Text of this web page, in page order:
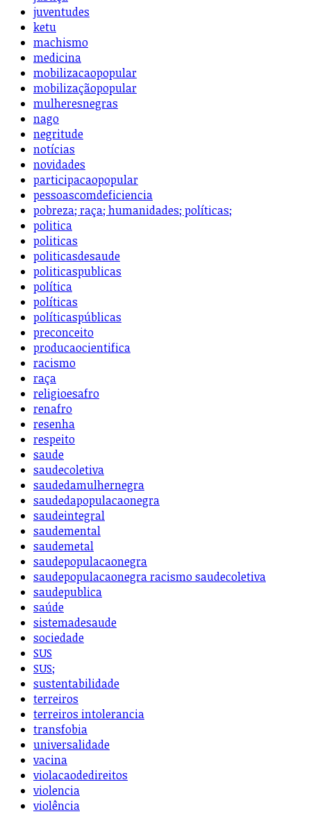
juventudes
ketu
machismo
medicina
mobilizacaopopular
mobilizaçãopopular
mulheresnegras
nago
negritude
notícias
novidades
participacaopopular
pessoascomdeficiencia
pobreza; raça; humanidades; políticas;
politica
politicas
politicasdesaude
politicaspublicas
política
políticas
políticaspúblicas
preconceito
producaocientifica
racismo
raça
religioesafro
renafro
resenha
respeito
saude
saudecoletiva
saudedamulhernegra
saudedapopulacaonegra
saudeintegral
saudemental
saudemetal
saudepopulacaonegra
saudepopulacaonegra racismo saudecoletiva
saudepublica
saúde
sistemadesaude
sociedade
SUS
SUS;
sustentabilidade
terreiros
terreiros intolerancia
transfobia
universalidade
vacina
violacaodedireitos
violencia
violência